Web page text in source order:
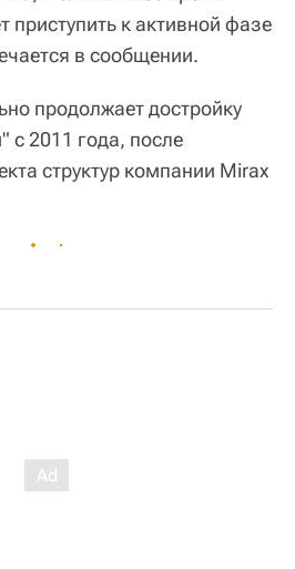
приступить к активной фазе
в сообщении.
продолжает достройку
2011 года, после
структур компании Mirax